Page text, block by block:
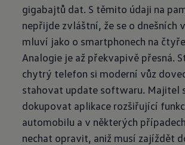
gigabajtů dat. S těmito údaji na
nepřijde zvláštní, že se o dnešních
mluví jako o smartphonech na
Analogie je až překvapivě přesná.
chytrý telefon si moderní vůz
stahovat update softwaru. Majitel
dokupovat aplikace rozšiřující
automobilu a v některých
nechat opravit, aniž musí zajíždět